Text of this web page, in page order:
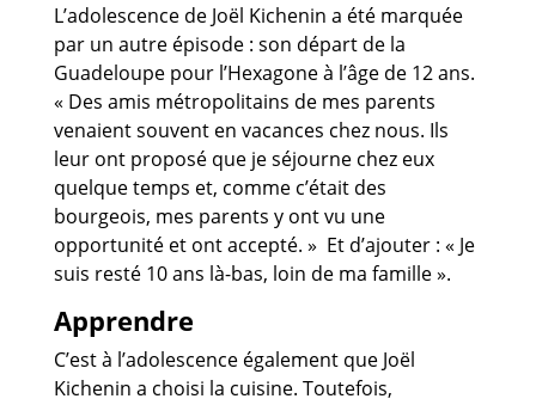
L’adolescence de Joël Kichenin a été marquée
par un autre épisode : son départ de la
Guadeloupe pour l’Hexagone à l’âge de 12 ans.
« Des amis métropolitains de mes parents
venaient souvent en vacances chez nous. Ils
leur ont proposé que je séjourne chez eux
quelque temps et, comme c’était des
bourgeois, mes parents y ont vu une
opportunité et ont accepté. » Et d’ajouter : « Je
suis resté 10 ans là-bas, loin de ma famille ».
Apprendre
C’est à l’adolescence également que Joël
Kichenin a choisi la cuisine. Toutefois,